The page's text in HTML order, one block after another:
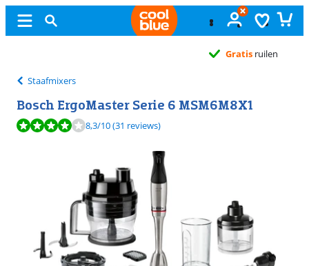
Staafmixers
Bosch ErgoMaster Serie 6 MSM6M8X1
Beoordeling is 8,3 van de 10, gebaseerd op 31 reviews.
8,3/10(31 reviews)